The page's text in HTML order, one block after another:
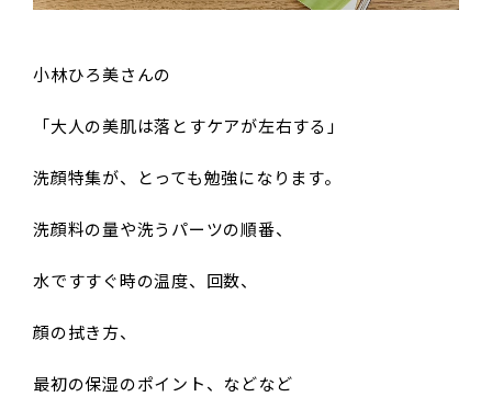
小林ひろ美さんの
「大人の美肌は落とすケアが左右する」
洗顔特集が、とっても勉強になります。
洗顔料の量や洗うパーツの順番、
水ですすぐ時の温度、回数、
顔の拭き方、
最初の保湿のポイント、などなど